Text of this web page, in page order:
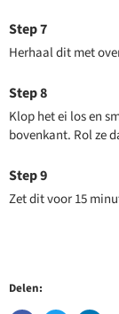
Herhaal dit met
Klop het ei los en
bovenkant. Rol ze
Zet dit voor 15
Delen: